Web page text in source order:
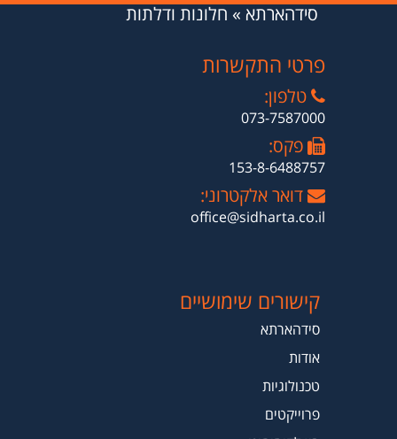
סידהארתא » חלונות ודלתות
פרטי התקשרות
טלפון:
073-7587000
פקס:
153-8-6488757
דואר אלקטרוני:
office@sidharta.co.il
קישורים שימושיים
סידהארתא
אודות
טכנולוגיות
פרוייקטים